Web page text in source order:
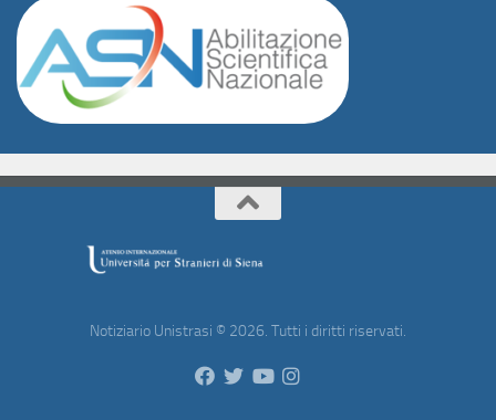
Notiziario Unistrasi © 2026. Tutti i diritti riservati.